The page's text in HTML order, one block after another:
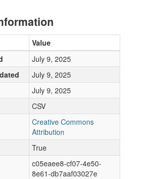
Value
July 9, 2025
July 9, 2025
July 9, 2025
CSV
Creative Commons
Attribution
True
c05eaee8-cf07-4e50-
8e61-db7aaf03027e